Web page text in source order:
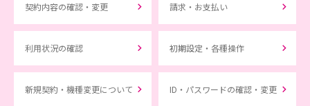
契約内容の確認・変更 請求・お支払い
利用状況の確認 初期設定・各種操作
新規契約・機種変更について ID・パスワードの確認・変更